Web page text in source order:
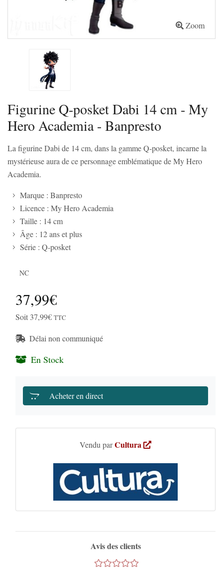
Zoom
Figurine Q-posket Dabi 14 cm - My
Hero Academia - Banpresto
La figurine Dabi de 14 cm, dans la gamme Q-posket, incarne la
mystérieuse aura de ce personnage emblématique de My Hero
Academia.
Marque : Banpresto
Licence : My Hero Academia
Taille : 14 cm
Âge : 12 ans et plus
Série : Q-posket
NC
37,99€
Soit 37,99€ TTC
Délai non communiqué
En Stock
Acheter en direct
Vendu parCultura
Avis des clients